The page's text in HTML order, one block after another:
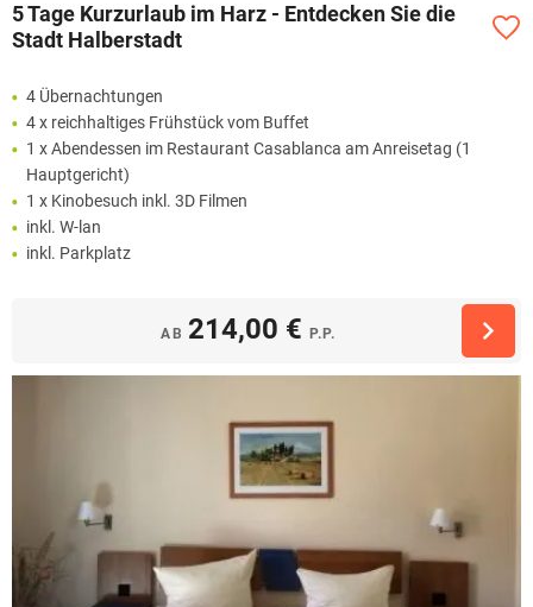
5 Tage Kurzurlaub im Harz - Entdecken Sie die
Stadt Halberstadt
4 Übernachtungen
4 x reichhaltiges Frühstück vom Buffet
1 x Abendessen im Restaurant Casablanca am Anreisetag (1
Hauptgericht)
1 x Kinobesuch inkl. 3D Filmen
inkl. W-lan
inkl. Parkplatz
AB 214,00 € P.P.